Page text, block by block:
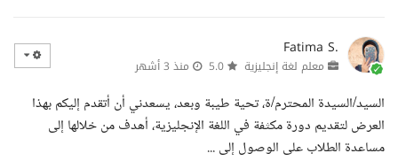
Fatima S.
معلم لغة إنجليزية منذ 3 أشهر
السيد/السيدة المحترم/ة، تحية طيبة وبعد، يسعدني أن أتقدم إليكم بهذا
العرض لتقديم دورة مكثفة في اللغة الإنجليزية، أهدف من خلالها إلى
مساعدة الطلاب على الوصول إلى ...